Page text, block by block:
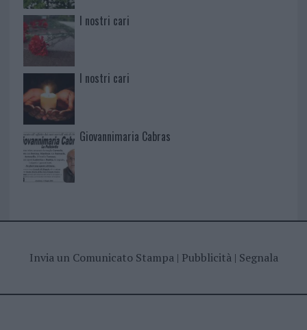
I nostri cari
I nostri cari
Giovannimaria Cabras
Invia un Comunicato Stampa| Pubblicità| Segnala